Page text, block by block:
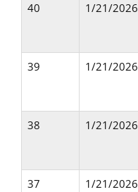
40
1/21/2026
39
1/21/2026
38
1/21/2026
37
1/21/2026